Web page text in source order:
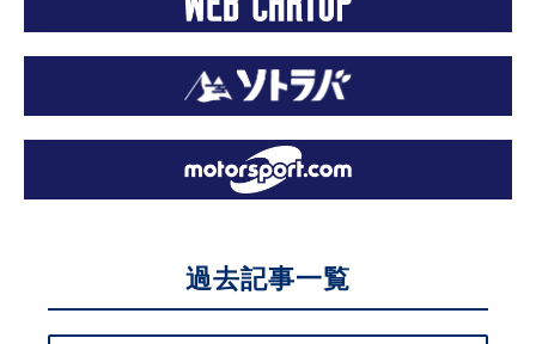
過去記事一覧